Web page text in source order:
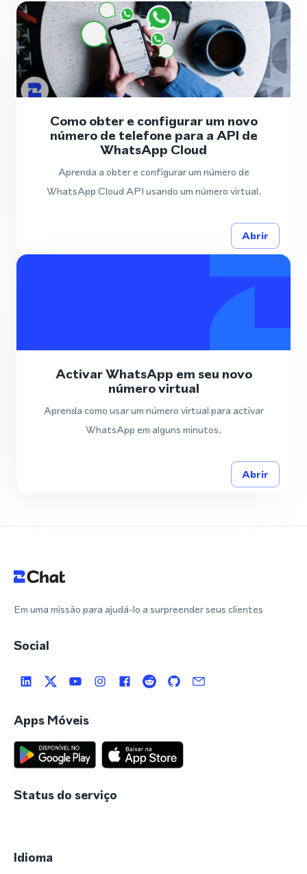
Como obter e configurar um novo
número de telefone para a API de
WhatsApp Cloud
Aprenda a obter e configurar um número de
WhatsApp Cloud API usando um número virtual.
Abrir
Activar WhatsApp em seu novo
número virtual
Aprenda como usar um número virtual para activar
WhatsApp em alguns minutos.
Abrir
Em uma missão para ajudá-lo a surpreender seus clientes
Social
Apps Móveis
Status do serviço
Idioma